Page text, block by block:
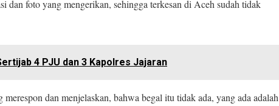
dan foto yang mengerikan, sehingga terkesan di Aceh sudah tidak
4 PJU dan 3 Kapolres Jajaran
dan menjelaskan, bahwa begal itu tidak ada, yang ada adalah